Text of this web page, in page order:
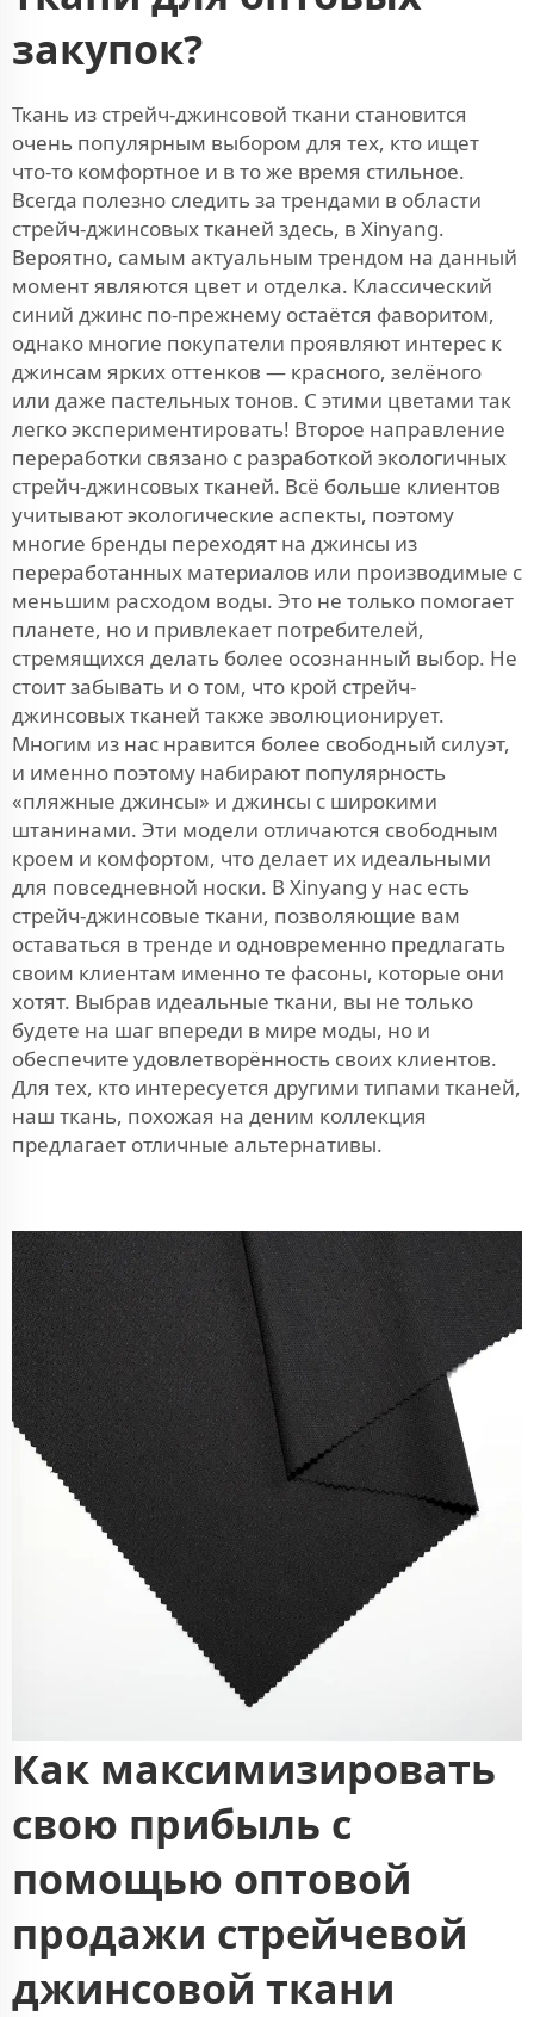
закупок?
Ткань из стрейч-джинсовой ткани становится
очень популярным выбором для тех, кто ищет
что-то комфортное и в то же время стильное.
Всегда полезно следить за трендами в области
стрейч-джинсовых тканей здесь, в Xinyang.
Вероятно, самым актуальным трендом на данный
момент являются цвет и отделка. Классический
синий джинс по-прежнему остаётся фаворитом,
однако многие покупатели проявляют интерес к
джинсам ярких оттенков — красного, зелёного
или даже пастельных тонов. С этими цветами так
легко экспериментировать! Второе направление
переработки связано с разработкой экологичных
стрейч-джинсовых тканей. Всё больше клиентов
учитывают экологические аспекты, поэтому
многие бренды переходят на джинсы из
переработанных материалов или производимые с
меньшим расходом воды. Это не только помогает
планете, но и привлекает потребителей,
стремящихся делать более осознанный выбор. Не
стоит забывать и о том, что крой стрейч-
джинсовых тканей также эволюционирует.
Многим из нас нравится более свободный силуэт,
и именно поэтому набирают популярность
«пляжные джинсы» и джинсы с широкими
штанинами. Эти модели отличаются свободным
кроем и комфортом, что делает их идеальными
для повседневной носки. В Xinyang у нас есть
стрейч-джинсовые ткани, позволяющие вам
оставаться в тренде и одновременно предлагать
своим клиентам именно те фасоны, которые они
хотят. Выбрав идеальные ткани, вы не только
будете на шаг впереди в мире моды, но и
обеспечите удовлетворённость своих клиентов.
Для тех, кто интересуется другими типами тканей,
наш ткань, похожая на деним коллекция
предлагает отличные альтернативы.
Как максимизировать
свою прибыль с
помощью оптовой
продажи стрейчевой
джинсовой ткани